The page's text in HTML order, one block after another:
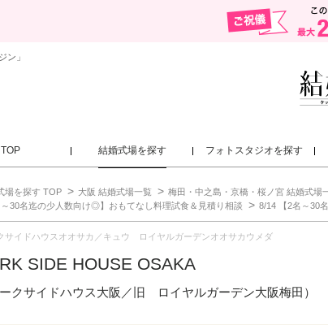
ン」
TOP 結婚式場を探す フォトスタジオを探す
場を探す TOP 大阪 結婚式場一覧 梅田・中之島・京橋・桜ノ宮 結婚式場
～30名迄の少人数向け◎】おもてなし料理試食＆見積り相談
8/14 【2名～30
サイドハウスオオサカ／キュウ ロイヤルガーデンオオサカウメダ
SIDE HOUSE OSAKA
ークサイドハウス大阪／旧 ロイヤルガーデン大阪梅田）